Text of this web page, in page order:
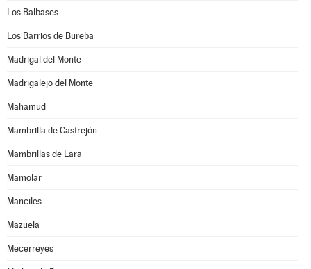
Los Balbases
Los Barrios de Bureba
Madrigal del Monte
Madrigalejo del Monte
Mahamud
Mambrilla de Castrejón
Mambrillas de Lara
Mamolar
Manciles
Mazuela
Mecerreyes